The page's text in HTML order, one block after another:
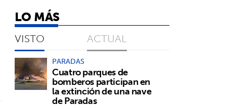
LO MÁS
VISTO ACTUAL
PARADAS
Cuatro parques de
bomberos participan en
la extinción de una nave
de Paradas